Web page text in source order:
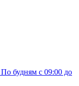
будням c 09:00 до